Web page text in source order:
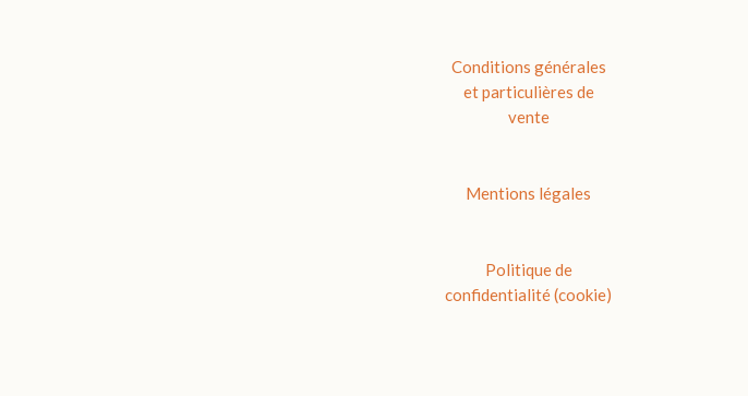
Conditions générales
et particulières de
vente
Mentions légales
Politique de
confidentialité (cookie)